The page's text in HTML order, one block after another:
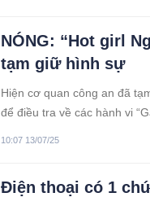
NÓNG: “Hot girl
tạm giữ hình sự
Hiện cơ quan công an đã
để điều tra về các hành vi
10:07 13/07/25
Điện thoại có 1